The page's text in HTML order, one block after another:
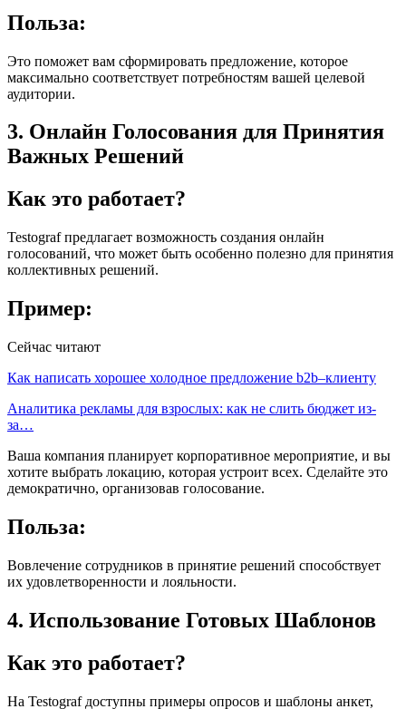
Польза:
Это поможет вам сформировать предложение, которое
максимально соответствует потребностям вашей целевой
аудитории.
3. Онлайн Голосования для Принятия
Важных Решений
Как это работает?
Testograf предлагает возможность создания онлайн
голосований, что может быть особенно полезно для принятия
коллективных решений.
Пример:
Сейчас читают
Как написать хорошее холодное предложение b2b–клиенту
Аналитика рекламы для взрослых: как не слить бюджет из-
за…
Ваша компания планирует корпоративное мероприятие, и вы
хотите выбрать локацию, которая устроит всех. Сделайте это
демократично, организовав голосование.
Польза:
Вовлечение сотрудников в принятие решений способствует
их удовлетворенности и лояльности.
4. Использование Готовых Шаблонов
Как это работает?
На Testograf доступны примеры опросов и шаблоны анкет,